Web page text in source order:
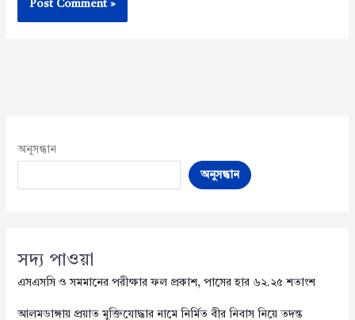
অনুসন্ধান
অনুসন্ধান
সদ্য পাওয়া
এসএসসি ও সমমানের পরীক্ষার ফল প্রকাশ, পাসের হার ৬২.২৫ শতাংশ
আলমডাঙ্গায় প্রয়াত মুক্তিযোদ্ধার নামে নির্মিত বীর নিবাস নিয়ে তদন্ত